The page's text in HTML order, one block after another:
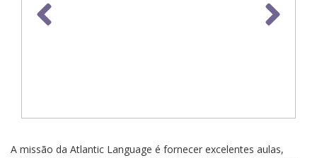
A missão da Atlantic Language é fornecer excelentes aulas,